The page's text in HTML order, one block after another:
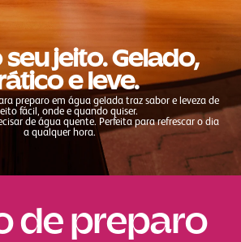
seu jeito. Gelado,
e leve.
preparo em água gelada traz sabor e leveza de
fácil, onde e quando quiser.
de água quente. Perfeita para refrescar o dia
a qualquer hora.
de preparo